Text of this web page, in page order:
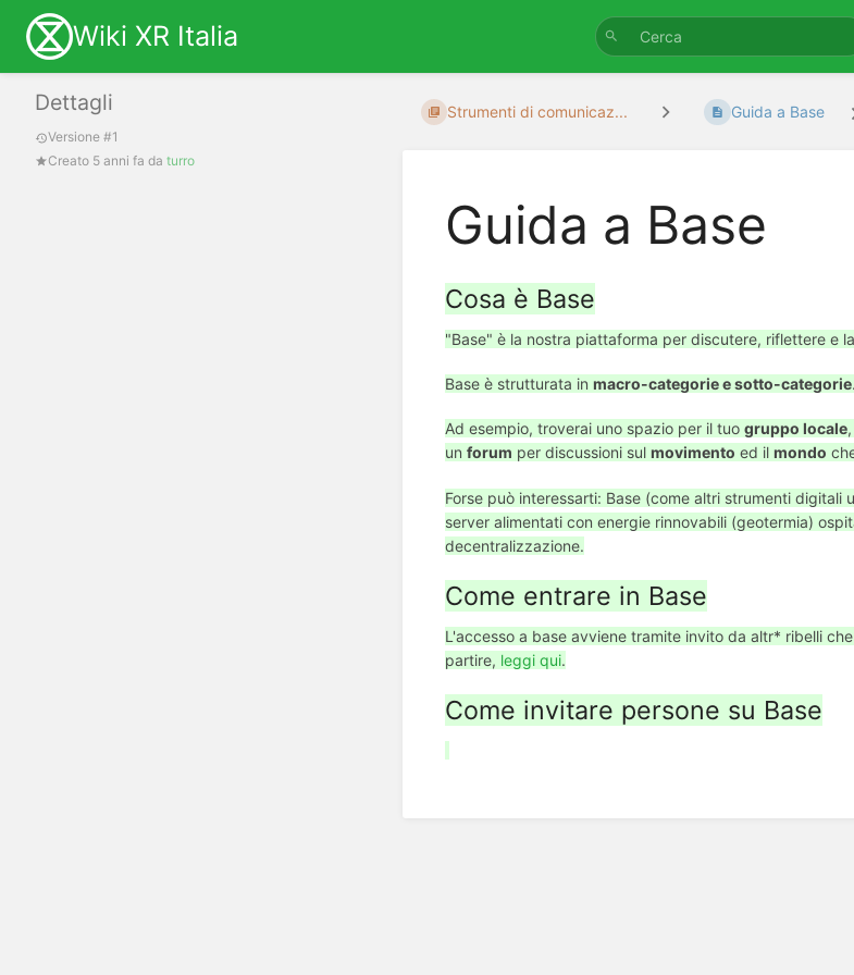
Wiki XR Italia
Dettagli
Versione #1
Creato 5 anni fa da turro
Strumenti di comunicaz... Guida a Base
Guida a Base
Cosa è Base
"Base" è la nostra piattaforma per discutere, riflettere e
Base è strutturata in macro-categorie e sotto-categorie.
Ad esempio, troverai uno spazio per il tuo gruppo locale
un forum per discussioni sul movimento ed il mondo
Forse può interessarti: Base (come altri strumenti
server alimentati con energie rinnovabili (geotermia)
decentralizzazione.
Come entrare in Base
L'accesso a base avviene tramite invito da altr* ribelli
partire, leggi qui.
Come invitare persone su Base